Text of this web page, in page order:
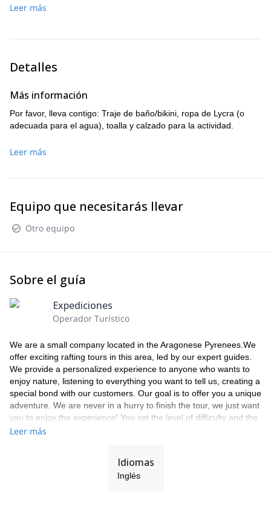
Besians, finalización.
Leer más
Detalles
Más información
Por favor, lleva contigo: Traje de baño/bikini, ropa de Lycra (o
adecuada para el agua), toalla y calzado para la actividad.
Leer más
Equipo que necesitarás llevar
Otro equipo
Sobre el guía
Expediciones
Operador Turístico
We are a small company located in the Aragonese Pyrenees.We
offer exciting rafting tours in this area, led by our expert guides.
We provide a personalized experience to anyone who wants to
enjoy nature, listening to everything you want to tell us, creating a
special bond with our customers. Our goal is to offer you a unique
adventure. We are never in a hurry to finish the tour, we just want
you to enjoy the experience! You set the level of difficulty and the
level of physical demand and we find the best rafting adventure
Leer más
Idiomas
Inglés